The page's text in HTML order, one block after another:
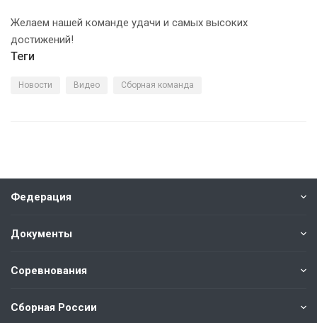
Желаем нашей команде удачи и самых высоких
достижений!
Теги
Новости Видео Сборная команда
Федерация
Документы
Соревнования
Сборная России